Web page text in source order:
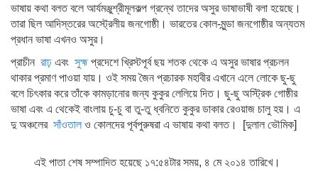
ভাষায় কথা বলত বলে আর্যমঞ্জুশ্রীমূলকল্প গ্রন্থে তাদের অসুর ভাষাভাষী বলা হয়েছে।
তারা ছিল আদিস্তরের অস্ট্রেলীয় জনগোষ্ঠী। ভারতের কোল-মুন্ডা জনগোষ্ঠীর অন্যতম
প্রধান ভাষা এখনও অসুর।
প্রাচীন রাঢ় এবং সুহ্ম প্রদেশে খ্রিস্টপূর্ব ছয় শতক থেকে এ অসুর ভাষার প্রচলন
থাকার প্রমাণ পাওয়া যায়। ওই সময় জৈন প্রচারক মহাবীর এখানে এলে লোকে ছু-ছু
বলে চিৎকার করে তাঁকে কামড়ানোর জন্য কুকুর লেলিয়ে দিত। ছু-ছু অস্ট্রিক গোষ্ঠীর
ভাষা এবং এ থেকেই বাংলায় চু-চু বা তু-তু ধ্বনিতে কুকুর ডাকার রেওয়াজ চালু হয়। এ
দু অঞ্চলের সাঁওতাল ও কোলদের পূর্বপুরুষরা এ ভাষায় কথা বলত। [দুলাল ভৌমিক]
এই পাতা শেষ সম্পাদিত হয়েছে ১৭:৫৪টার সময়, ৪ মে ২০১৪ তারিখে।